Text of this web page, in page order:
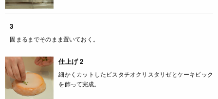
3
固まるまでそのまま置いておく。
仕上げ 2
細かくカットしたピスタチオクリスタリゼとケーキピック
を飾って完成。